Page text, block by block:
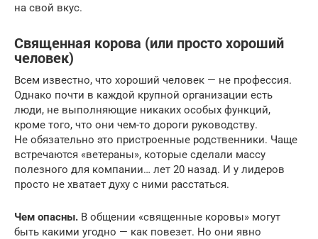
на свой вкус.
Священная корова (или просто хороший
человек)
Всем известно, что хороший человек — не профессия.
Однако почти в каждой крупной организации есть
люди, не выполняющие никаких особых функций,
кроме того, что они чем-то дороги руководству.
Не обязательно это пристроенные родственники. Чаще
встречаются «ветераны», которые сделали массу
полезного для компании… лет 20 назад. И у лидеров
просто не хватает духу с ними расстаться.
Чем опасны. В общении «священные коровы» могут
быть какими угодно — как повезет. Но они явно